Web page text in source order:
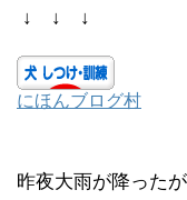
↓ ↓ ↓
にほんブログ村
昨夜大雨が降った